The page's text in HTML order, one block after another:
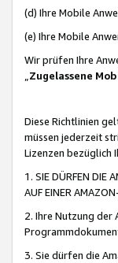
(d) Ihre Mobile
(e) Ihre Mobile
Wir prüfen Ihre
„Zugelassene
Diese Richtlinien
müssen jederzeit
Lizenzen bezüglich
1. SIE DÜRFEN DIE
AUF EINER
2. Ihre Nutzung der
3. Sie dürfen die